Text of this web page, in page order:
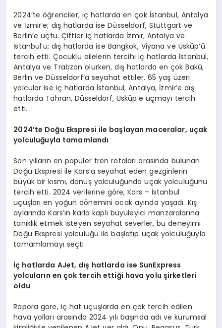
2024’te öğrenciler, iç hatlarda en çok İstanbul, Antalya
ve İzmir’e; dış hatlarda ise Düsseldorf, Stuttgart ve
Berlin’e uçtu. Çiftler iç hatlarda İzmir, Antalya ve
İstanbul’u; dış hatlarda ise Bangkok, Viyana ve Üsküp’ü
tercih etti. Çocuklu ailelerin tercihi iç hatlarda İstanbul,
Antalya ve Trabzon olurken, dış hatlarda en çok Bakü,
Berlin ve Düsseldorf’a seyahat ettiler. 65 yaş üzeri
yolcular ise iç hatlarda İstanbul, Antalya, İzmir’e dış
hatlarda Tahran, Düsseldorf, Üsküp’e uçmayı tercih
etti.
2024’te Doğu Ekspresi ile başlayan maceralar, uçak
yolculuğuyla tamamlandı
Son yılların en popüler tren rotaları arasında bulunan
Doğu Ekspresi ile Kars’a seyahat eden gezginlerin
büyük bir kısmı, dönüş yolculuğunda uçak yolculuğunu
tercih etti. 2024 verilerine göre, Kars – İstanbul
uçuşları en yoğun dönemini ocak ayında yaşadı. Kış
aylarında Kars’ın karla kaplı büyüleyici manzaralarına
tanıklık etmek isteyen seyahat severler, bu deneyimi
Doğu Ekspresi yolculuğu ile başlatıp uçak yolculuğuyla
tamamlamayı seçti.
İç hatlarda AJet, dış hatlarda ise SunExpress
yolcuların en çok tercih ettiği hava yolu şirketleri
oldu
Rapora göre, iç hat uçuşlarda en çok tercih edilen
hava yolları arasında 2024 yılı başında adı ve kurumsal